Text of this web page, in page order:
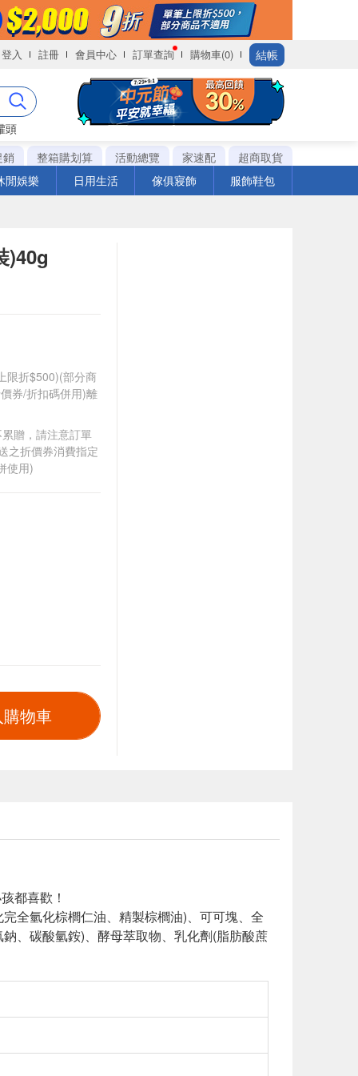
登入 註冊 會員中心 訂單查詢 購物車(0) 結帳
頭
銷
整箱購划算 活動總覽 家速配
超商取貨
閒娛樂
日用生活 傢俱寢飾 服飾鞋包
)40g
限折$500)(部分商
券/折扣碼併用)離
贈，請注意訂單
之折價券消費指定
使用)
物車
都喜歡！
全氫化棕櫚仁油、精製棕櫚油)、可可塊、全
、碳酸氫銨)、酵母萃取物、乳化劑(脂肪酸蔗